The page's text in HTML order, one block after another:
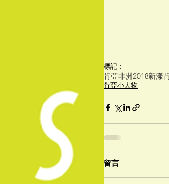
標記：
肯亞非洲2018新漾
肯亞小人物
留言